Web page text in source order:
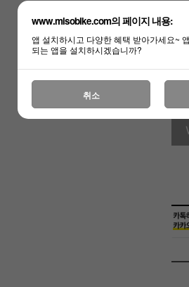
www.misobike.com의 페이지 내용:
앱 설치하시고 다양한 혜택 받아가세요~
되는 앱을 설치하시겠습니까?
취소